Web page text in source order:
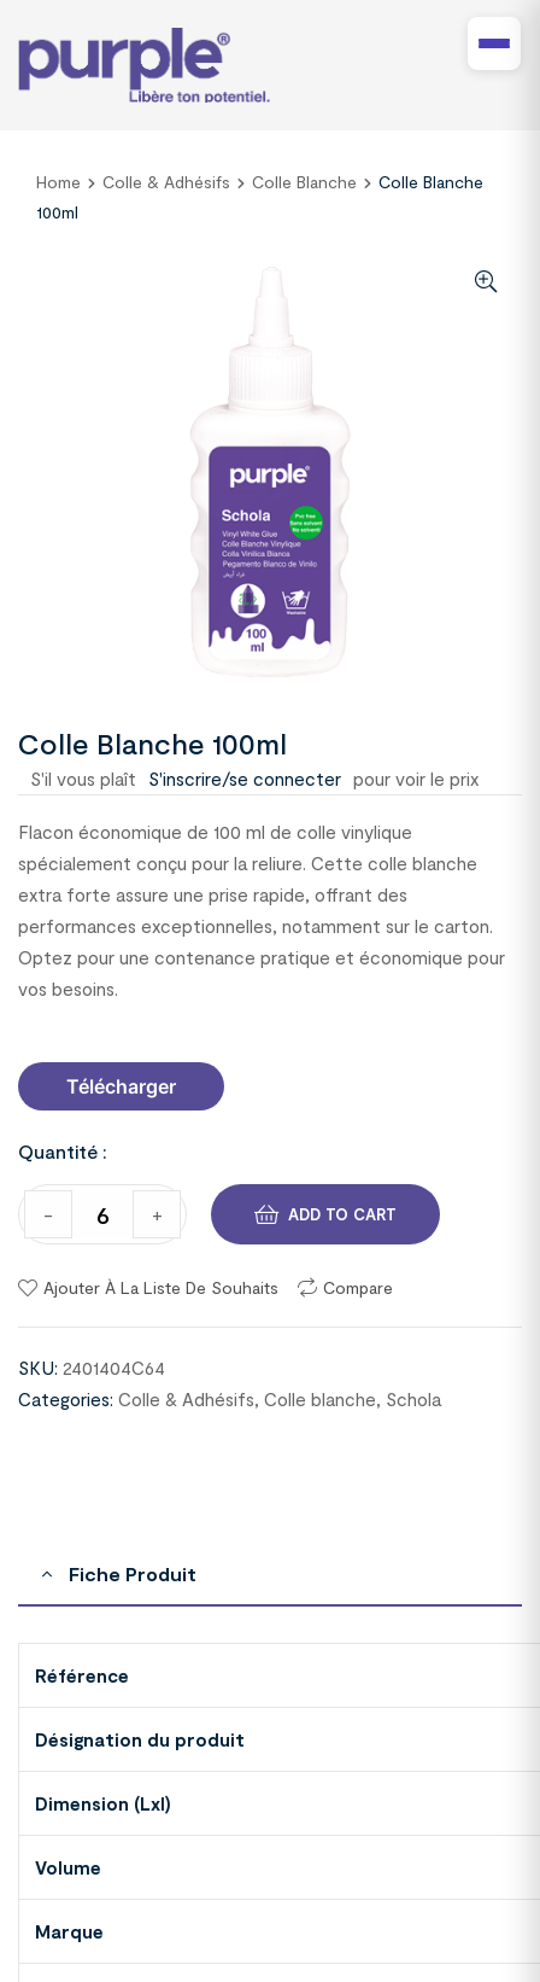
Home Colle & Adhésifs Colle Blanche
Colle Blanche
100ml
Colle Blanche 100ml
S'il vous plaît S'inscrire/se connecter pour voir le prix
Flacon économique de 100 ml de colle vinylique
spécialement conçu pour la reliure. Cette colle blanche
extra forte assure une prise rapide, offrant des
performances exceptionnelles, notamment sur le carton.
Optez pour une contenance pratique et économique pour
vos besoins.
Télécharger
Quantité :
- + ADD TO CART
Ajouter À La Liste De Souhaits Compare
SKU: 2401404C64
Categories: Colle & Adhésifs, Colle blanche, Schola
Fiche Produit
Référence
Désignation du produit
Dimension (Lxl)
Volume
Marque